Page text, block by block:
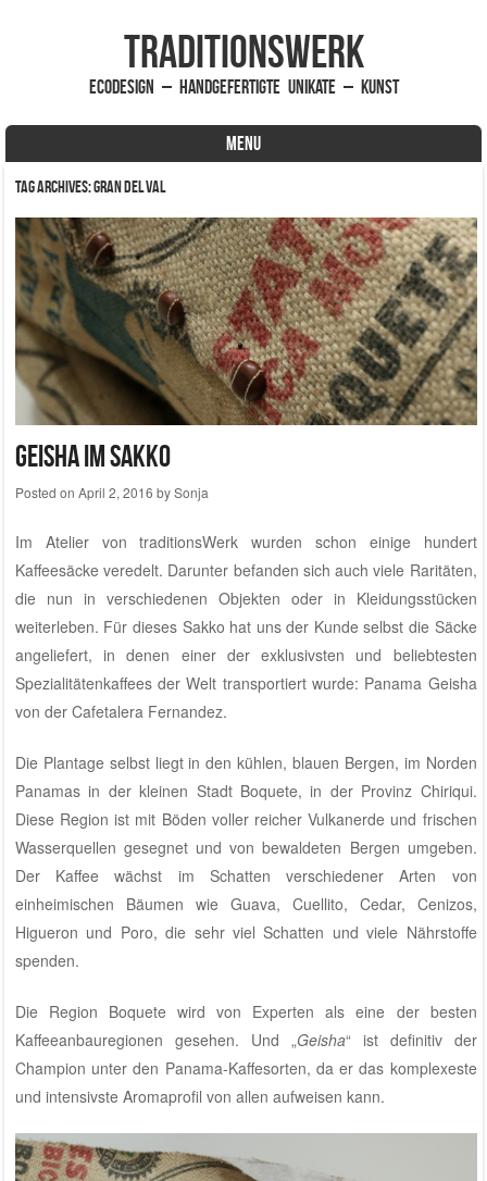
traditionsWerk
EcoDesign – handgefertigte Unikate – Kunst
MENU
Skip to content
Tag Archives:Gran Del Val
Geisha im Sakko
Posted on April 2, 2016 bySonja
Im Atelier von traditionsWerk wurden schon einige hundert
Kaffeesäcke veredelt. Darunter befanden sich auch viele Raritäten,
die nun in verschiedenen Objekten oder in Kleidungsstücken
weiterleben. Für dieses Sakko hat uns der Kunde selbst die Säcke
angeliefert, in denen einer der exklusivsten und beliebtesten
Spezialitätenkaffees der Welt transportiert wurde: Panama Geisha
von der Cafetalera Fernandez.
Die Plantage selbst liegt in den kühlen, blauen Bergen, im Norden
Panamas in der kleinen Stadt Boquete, in der Provinz Chiriqui.
Diese Region ist mit Böden voller reicher Vulkanerde und frischen
Wasserquellen gesegnet und von bewaldeten Bergen umgeben.
Der Kaffee wächst im Schatten verschiedener Arten von
einheimischen Bäumen wie Guava, Cuellito, Cedar, Cenizos,
Higueron und Poro, die sehr viel Schatten und viele Nährstoffe
spenden.
Die Region Boquete wird von Experten als eine der besten
Kaffeeanbauregionen gesehen. Und „Geisha“ ist definitiv der
Champion unter den Panama-Kaffesorten, da er das komplexeste
und intensivste Aromaprofil von allen aufweisen kann.